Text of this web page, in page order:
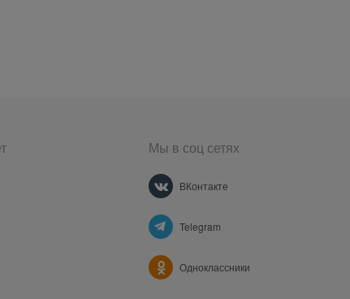
Мы в соц сетях
ВКонтакте
Telegram
Одноклассники